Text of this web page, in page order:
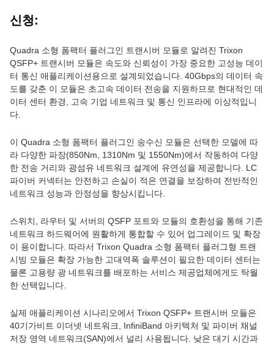
신청:
Quadra 소형 폼팩터 플러그인 트랜시버 모듈로 알려진 Trixon
QSFP+ 트랜시버 모듈은 속도와 신뢰성이 가장 중요한 고성능 데이
터 통신 애플리케이션용으로 설계되었습니다. 40Gbps의 데이터 속
도를 갖춘 이 모듈은 초고속 데이터 전송을 지원하므로 현대적인 데
이터 센터 환경, 고속 기업 네트워크 및 통신 인프라에 이상적입니
다.
이 Quadra 소형 폼팩터 플러그인 송수신 모듈은 선택한 모델에 따
라 다양한 파장(850Nm, 1310Nm 및 1550Nm)에서 작동하여 다양
한 전송 거리와 광섬유 네트워크 설계에 유연성을 제공합니다. LC
파이버 커넥터는 안전하고 손실이 적은 연결을 보장하여 전반적인
네트워크 성능과 안정성을 향상시킵니다.
스위치, 라우터 및 서버의 QSFP 포트와 모듈의 호환성을 통해 기존
네트워크 하드웨어에 원활하게 통합할 수 있어 업그레이드 및 확장
이 용이합니다. 따라서 Trixon Quadra 소형 폼팩터 플러그형 트랜
시빙 모듈은 확장 가능한 고대역폭 솔루션이 필요한 데이터 센터는
물론 고용량 광 네트워크를 배포하는 서비스 제공업체에게도 탁월
한 선택입니다.
실제 애플리케이션 시나리오에서 Trixon QSFP+ 트랜시버 모듈은
40기가비트 이더넷 네트워크, InfiniBand 아키텍처 및 파이버 채널
저장 영역 네트워크(SAN)에서 널리 사용됩니다. 낮은 대기 시간과